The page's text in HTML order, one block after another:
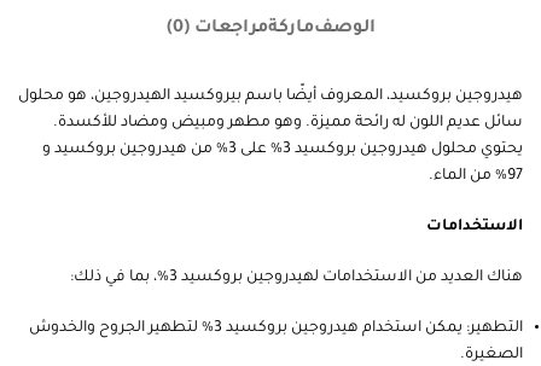
الوصفماركةمراجعات (0)
هيدروجين بروكسيد، المعروف أيضًا باسم بيروكسيد الهيدروجين، هو محلول
سائل عديم اللون له رائحة مميزة. وهو مطهر ومبيض ومضاد للأكسدة.
يحتوي محلول هيدروجين بروكسيد 3% على 3% من هيدروجين بروكسيد و
97% من الماء.
الاستخدامات
هناك العديد من الاستخدامات لهيدروجين بروكسيد 3%، بما في ذلك:
التطهير: يمكن استخدام هيدروجين بروكسيد 3% لتطهير الجروح والخدوش
الصغيرة.